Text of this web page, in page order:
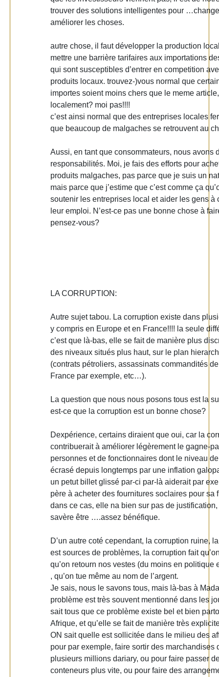
trouver des solutions intelligentes pour
améliorer les choses.
autre chose, il faut développer la production
mettre une barrière tarifaires aux importations
qui sont susceptibles d’entrer en competition
produits locaux. trouvez-)vous normal que
importes soient moins chers que le meme
localement? moi pas!!!!
c’est ainsi normal que des entreprises locales
que beaucoup de malgaches se retrouvent au
Aussi, en tant que consommateurs, nous avons
responsabilités. Moi, je fais des efforts pour
produits malgaches, pas parce que je suis un
mais parce que j’estime que c’est comme ça
soutenir les entreprises local et aider les gens à
leur emploi. N’est-ce pas une bonne chose à
pensez-vous?
LA CORRUPTION:
Autre sujet tabou. La corruption existe dans
y compris en Europe et en France!!!! la seule
c’est que là-bas, elle se fait de manière plus
des niveaux situés plus haut, sur le plan
(contrats pétroliers, assassinats commandités
France par exemple, etc…).
La question que nous nous posons tous est la
est-ce que la corruption est un bonne chose?
Dexpérience, certains diraient que oui, car la
contribuerait à améliorer légèrement le gagne-
personnes et de fonctionnaires dont le niveau
écrasé depuis longtemps par une inflation
un petut billet glissé par-ci par-là aiderait par
père à acheter des fournitures soclaires pour
dans ce cas, elle na bien sur pas de
savère être ….assez bénéfique.
D’un autre coté cependant, la corruption ruine,
est sources de problèmes, la corruption fait
qu’on retourn nos vestes (du moins en politique
, qu’on tue même au nom de l’argent.
Je sais, nous le savons tous, mais là-bas à
problème est très souvent mentionné dans les
sait tous que ce problème existe bel et bien
Afrique, et qu’elle se fait de manière très
ON sait quelle est sollicitée dans le milieu des
pour par exemple, faire sortir des marchandises
plusieurs millions dariary, ou pour faire passer
conteneurs plus vite, ou pour faire des